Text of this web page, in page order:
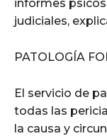
informes
judiciales,
PATOLOGÍA
El servicio de
todas las
la causa y